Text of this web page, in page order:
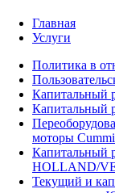
Главная
Услуги
Политика в
Капитальный
Капитальный
моторы
Капитальный
HOLLAND/
Текущий и